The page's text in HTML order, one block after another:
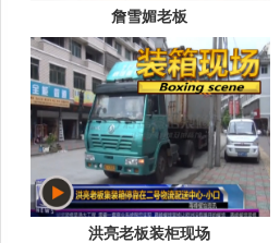
詹雪媚老板
洪亮老板装柜现场